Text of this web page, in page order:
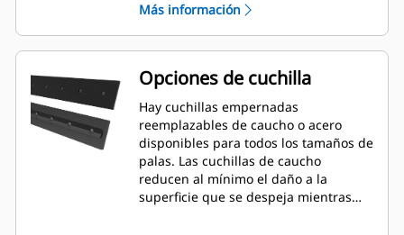
la máquina. Hay disponible una
cuchilla de desplazamiento de caucho
en los tamaños de 2,6 m (8'), 3,2 m
(10') y 3,8 m (12') que se adaptan a
todos los modelos que utilizan un
acoplador de minicargador.
Más información
Opciones de cuchilla
Hay cuchillas empernadas
reemplazables de caucho o acero
disponibles para todos los tamaños de
palas. Las cuchillas de caucho
reducen al mínimo el daño a la
superficie que se despeja mientras